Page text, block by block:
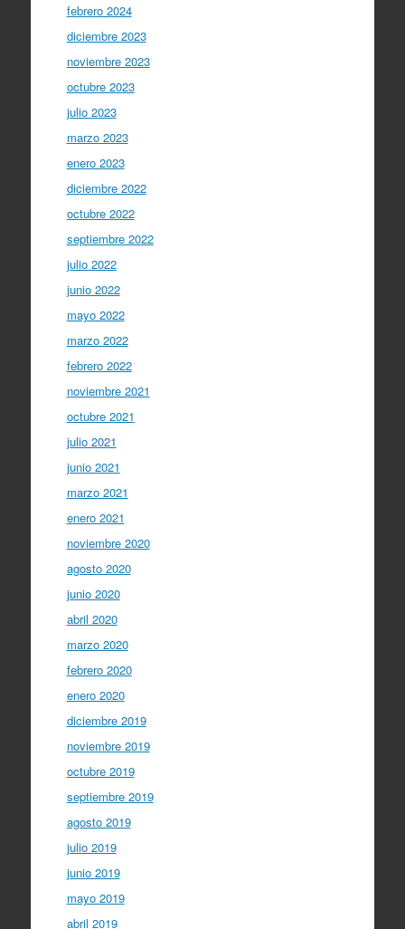
febrero 2024
diciembre 2023
noviembre 2023
octubre 2023
julio 2023
marzo 2023
enero 2023
diciembre 2022
octubre 2022
septiembre 2022
julio 2022
junio 2022
mayo 2022
marzo 2022
febrero 2022
noviembre 2021
octubre 2021
julio 2021
junio 2021
marzo 2021
enero 2021
noviembre 2020
agosto 2020
junio 2020
abril 2020
marzo 2020
febrero 2020
enero 2020
diciembre 2019
noviembre 2019
octubre 2019
septiembre 2019
agosto 2019
julio 2019
junio 2019
mayo 2019
abril 2019